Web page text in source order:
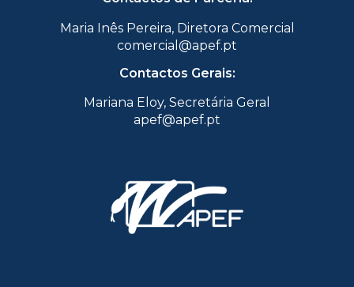
Maria Inês Pereira, Diretora Comercial
comercial@apef.pt
Contactos Gerais:
Mariana Eloy, Secretária Geral
apef@apef.pt